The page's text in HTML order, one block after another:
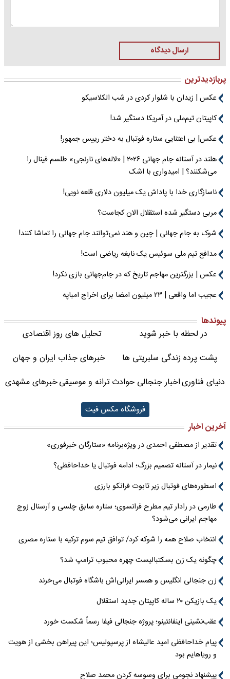
ارسال دیدگاه
پربازدیدترین
عکس | زیدان با شلوار کردی در شب الکلاسیکو
کاپیتان تیم‌ملی در آمریکا دستگیر شد!
عکس| بی اعتنایی ستاره فوتبال به دختر رییس جمهور!
هلند در آستانه جام جهانی ۲۰۲۶ | «لاله‌های نارنجی» طلسم فینال را
می‌شکنند؟ | امیدواری با اشک
ناسازگاری خدا با پاداش یک میلیون دلاری قلعه نویی!
مربی دستگیر شده استقلال الان کجاست؟
شوک به جام جهانی | چین و هند نمی‌توانند جام جهانی را تماشا کنند!
مدافع تیم ملی سوئیس یک نابغه ریاضی است!
عکس | بزرگترین مهاجم تاریخ که در جام‌جهانی بازی نکرد!
عجیب اما واقعی | ۲۳ میلیون امضا برای اخراج امباپه
پیوندها
در لحظه با خبر شوید
تحلیل های روز اقتصادی
پشت پرده زندگی سلبریتی ها
خبرهای جذاب ایران و جهان
دنیای فناوریاخبار جنجالی حوادثترانه و موسیقیخبرهای مشهدی
فروشگاه مکس فیت
آخرین اخبار
تقدیر از مصطفی احمدی در ویژه‌برنامه «ستارگان خبرفوری»
نیمار در آستانه تصمیم بزرگ؛ ادامه فوتبال یا خداحافظی؟
اسطوره‌های فوتبال زیر تابوت فرانکو بارزی
طارمی در رادار تیم مطرح فرانسوی؛ ستاره سابق چلسی و آرسنال زوج
مهاجم ایرانی می‌شود؟
انتخاب صلاح همه را شوکه کرد/ توافق تیم سوم ترکیه با ستاره مصری
چگونه یک زن بسکتبالیست چهره محبوب ترامپ شد؟
زن جنجالی انگلیس و همسر ایرانی‌اش باشگاه فوتبال می‌خرند
یک بازیکن ۲۰ ساله کاپیتان جدید استقلال
عقب‌نشینی اینفانتینو؛ پروژه جنجالی فیفا رسماً شکست خورد
پیام خداحافظی امید عالیشاه از پرسپولیس؛ این پیراهن بخشی از هویت
و رویاهایم بود
پیشنهاد نجومی برای وسوسه کردن محمد صلاح